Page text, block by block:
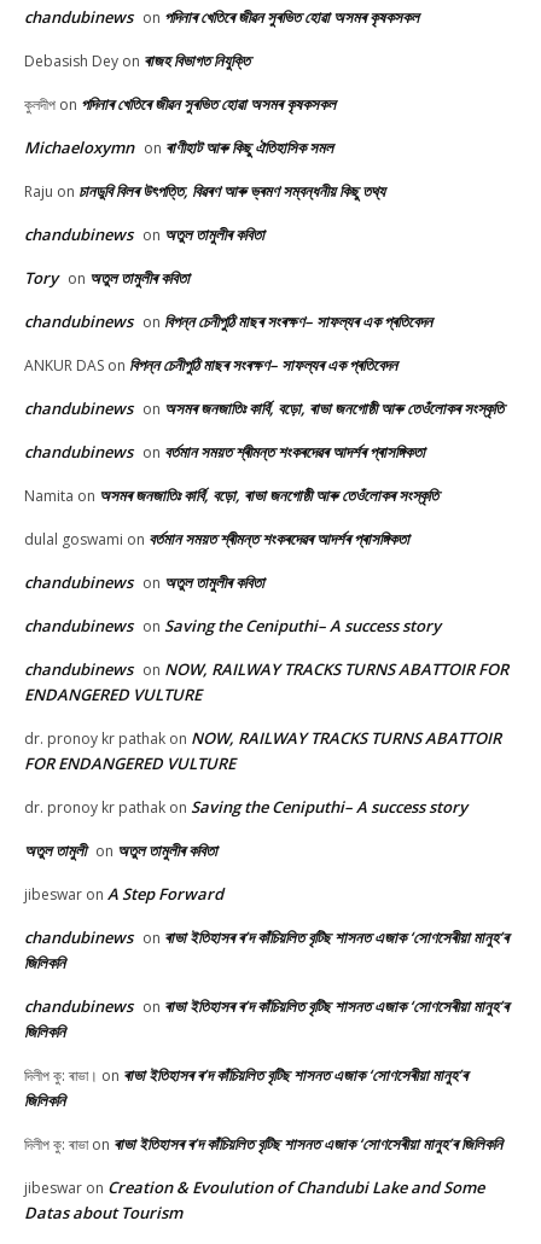
chandubinews on পদিনাৰ খেতিৰে জীৱন সুৰভিত হোৱা অসমৰ কৃষকসকল
Debasish Dey on ৰাজহ বিভাগত নিযুক্তি
কুলদীপ on পদিনাৰ খেতিৰে জীৱন সুৰভিত হোৱা অসমৰ কৃষকসকল
Michaeloxymn on ৰাণীহাট আৰু কিছু ঐতিহাসিক সমল
Raju on চানডুবি বিলৰ উৎপত্তি, বিৱৰণ আৰু ভ্ৰমণ সম্বন্ধনীয় কিছু তথ্য
chandubinews on অতুল তামুলীৰ কবিতা
Tory on অতুল তামুলীৰ কবিতা
chandubinews on বিপন্ন চেনীপুঠি মাছৰ সংৰক্ষণ– সাফল্যৰ এক প্ৰতিবেদন
ANKUR DAS on বিপন্ন চেনীপুঠি মাছৰ সংৰক্ষণ– সাফল্যৰ এক প্ৰতিবেদন
chandubinews on অসমৰ জনজাতিঃ কাৰ্বি, বড়ো, ৰাভা জনগোষ্ঠী আৰু তেওঁলোকৰ সংস্কৃতি
chandubinews on বৰ্তমান সময়ত শ্ৰীমন্ত শংকৰদেৱৰ আদৰ্শৰ প্ৰাসঙ্গিকতা
Namita on অসমৰ জনজাতিঃ কাৰ্বি, বড়ো, ৰাভা জনগোষ্ঠী আৰু তেওঁলোকৰ সংস্কৃতি
dulal goswami on বৰ্তমান সময়ত শ্ৰীমন্ত শংকৰদেৱৰ আদৰ্শৰ প্ৰাসঙ্গিকতা
chandubinews on অতুল তামুলীৰ কবিতা
chandubinews on Saving the Ceniputhi– A success story
chandubinews on NOW, RAILWAY TRACKS TURNS ABATTOIR FOR
ENDANGERED VULTURE
dr. pronoy kr pathak on NOW, RAILWAY TRACKS TURNS ABATTOIR
FOR ENDANGERED VULTURE
dr. pronoy kr pathak on Saving the Ceniputhi– A success story
অতুল তামুলী on অতুল তামুলীৰ কবিতা
jibeswar on A Step Forward
chandubinews on ৰাভা ইতিহাসৰ ৰ’দ কাঁচিয়লিত বৃটিছ শাসনত এজাক ‘সোণসেৰীয়া মানুহ’ৰ
জিলিকনি
chandubinews on ৰাভা ইতিহাসৰ ৰ’দ কাঁচিয়লিত বৃটিছ শাসনত এজাক ‘সোণসেৰীয়া মানুহ’ৰ
জিলিকনি
দিলীপ কু: ৰাভা। on ৰাভা ইতিহাসৰ ৰ’দ কাঁচিয়লিত বৃটিছ শাসনত এজাক ‘সোণসেৰীয়া মানুহ’ৰ
জিলিকনি
দিলীপ কু: ৰাভাon ৰাভা ইতিহাসৰ ৰ’দ কাঁচিয়লিত বৃটিছ শাসনত এজাক ‘সোণসেৰীয়া মানুহ’ৰ জিলিকনি
jibeswar on Creation & Evoulution of Chandubi Lake and Some
Datas about Tourism